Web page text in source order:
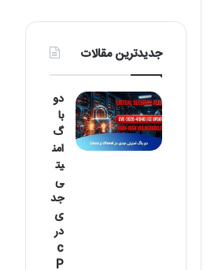
جدیدترین مقالات
دو
با
گ
امن
یت
ی
جد
ی
در
c
P